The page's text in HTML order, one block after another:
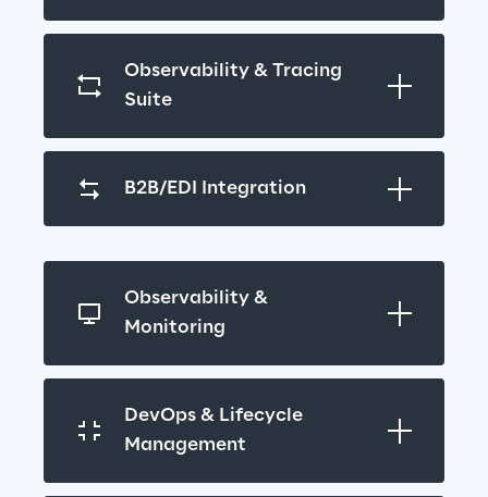
Observability & Tracing
Suite
B2B/EDI Integration
Observability &
Monitoring
DevOps & Lifecycle
Management